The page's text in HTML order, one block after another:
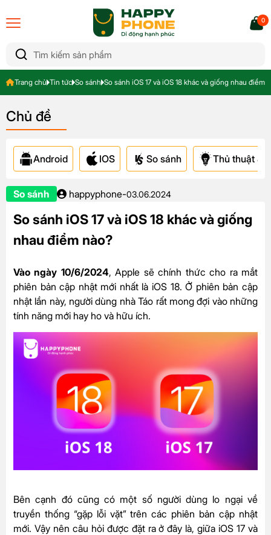
0
Trang chủ Tin tức So sánh So sánh iOS 17 và iOS 18 khác và giống nhau điểm
Chủ đề
Android IOS So sánh Thủ thuật &
So sánh happyphone-03.06.2024
So sánh iOS 17 và iOS 18 khác và giống
nhau điểm nào?
Vào ngày 10/6/2024, Apple sẽ chính thức cho ra mắt
phiên bản cập nhật mới nhất là iOS 18. Ở phiên bản cập
nhật lần này, người dùng nhà Táo rất mong đợi vào những
tính năng mới hay ho và hữu ích.
Bên cạnh đó cũng có một số người dùng lo ngại về
truyền thống “gặp lỗi vặt” trên các phiên bản cập nhật
mới. Vậy nên câu hỏi được đặt ra ở đây là, giữa iOS 17 và